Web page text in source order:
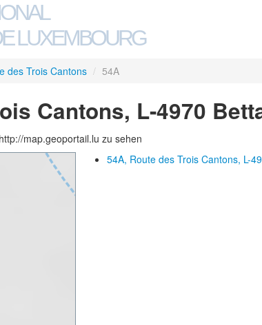
LUXEMBOURG
des Trois Cantons / 54A
Cantons, L-4970
map.geoportail.lu zu sehen
54A, Route des Trois Cantons, L-